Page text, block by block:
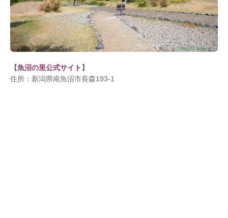
【魚沼の里公式サイト 】
住所：新潟県南魚沼市長森193-1